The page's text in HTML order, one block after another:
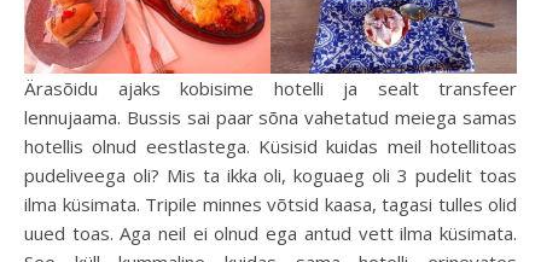
Ärasõidu ajaks kobisime hotelli ja sealt transfeer
lennujaama. Bussis sai paar sõna vahetatud meiega samas
hotellis olnud eestlastega. Küsisid kuidas meil hotellitoas
pudeliveega oli? Mis ta ikka oli, koguaeg oli 3 pudelit toas
ilma küsimata. Tripile minnes võtsid kaasa, tagasi tulles olid
uued toas. Aga neil ei olnud ega antud vett ilma küsimata.